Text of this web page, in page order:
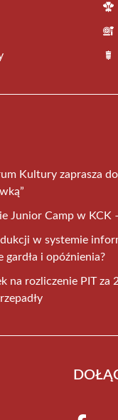
Kultury zaprasza
Junior Camp w KCK
w systemie
gardła i opóźnienia?
na rozliczenie PIT za